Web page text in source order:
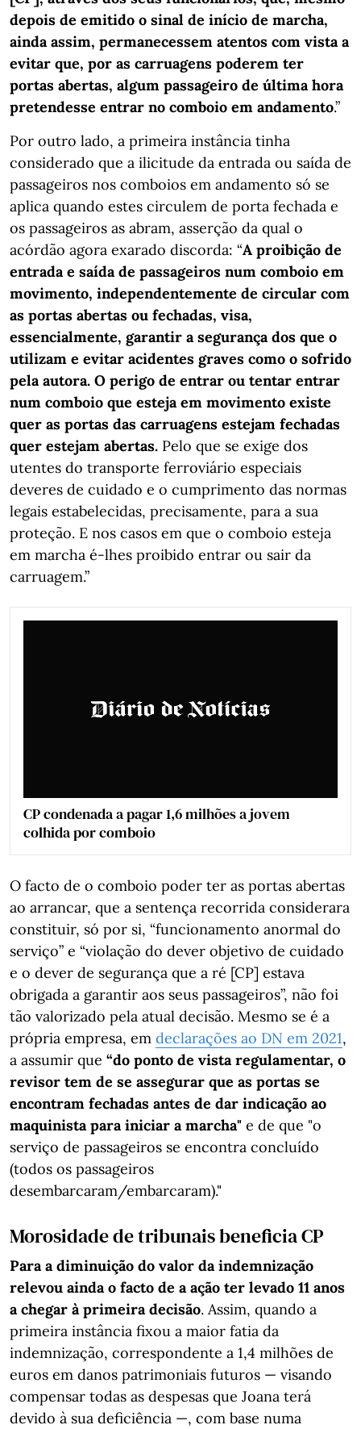
depois de emitido o sinal de início de marcha,
ainda assim, permanecessem atentos com vista a
evitar que, por as carruagens poderem ter
portas abertas, algum passageiro de última hora
pretendesse entrar no comboio em andamento.”
Por outro lado, a primeira instância tinha
considerado que a ilicitude da entrada ou saída de
passageiros nos comboios em andamento só se
aplica quando estes circulem de porta fechada e
os passageiros as abram, asserção da qual o
acórdão agora exarado discorda: “A proibição de
entrada e saída de passageiros num comboio em
movimento, independentemente de circular com
as portas abertas ou fechadas, visa,
essencialmente, garantir a segurança dos que o
utilizam e evitar acidentes graves como o sofrido
pela autora. O perigo de entrar ou tentar entrar
num comboio que esteja em movimento existe
quer as portas das carruagens estejam fechadas
quer estejam abertas. Pelo que se exige dos
utentes do transporte ferroviário especiais
deveres de cuidado e o cumprimento das normas
legais estabelecidas, precisamente, para a sua
proteção. E nos casos em que o comboio esteja
em marcha é-lhes proibido entrar ou sair da
carruagem.”
CP condenada a pagar 1,6 milhões a jovem
colhida por comboio
O facto de o comboio poder ter as portas abertas
ao arrancar, que a sentença recorrida considerara
constituir, só por si, “funcionamento anormal do
serviço” e “violação do dever objetivo de cuidado
e o dever de segurança que a ré [CP] estava
obrigada a garantir aos seus passageiros”, não foi
tão valorizado pela atual decisão. Mesmo se é a
própria empresa, em declarações ao DN em 2021,
a assumir que “do ponto de vista regulamentar, o
revisor tem de se assegurar que as portas se
encontram fechadas antes de dar indicação ao
maquinista para iniciar a marcha" e de que "o
serviço de passageiros se encontra concluído
(todos os passageiros
desembarcaram/embarcaram)."
Morosidade de tribunais beneficia CP
Para a diminuição do valor da indemnização
relevou ainda o facto de a ação ter levado 11 anos
a chegar à primeira decisão. Assim, quando a
primeira instância fixou a maior fatia da
indemnização, correspondente a 1,4 milhões de
euros em danos patrimoniais futuros — visando
compensar todas as despesas que Joana terá
devido à sua deficiência —, com base numa